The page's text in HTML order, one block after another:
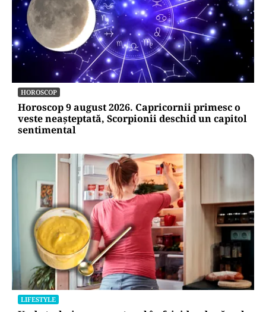
HOROSCOP
Horoscop 9 august 2026. Capricornii primesc o
veste neașteptată, Scorpionii deschid un capitol
sentimental
LIFESTYLE